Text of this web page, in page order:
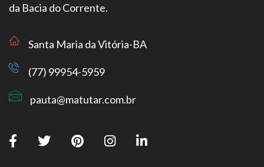
da Bacia do Corrente.
Santa Maria da Vitória-BA
(77) 99954-5959
pauta@matutar.com.br